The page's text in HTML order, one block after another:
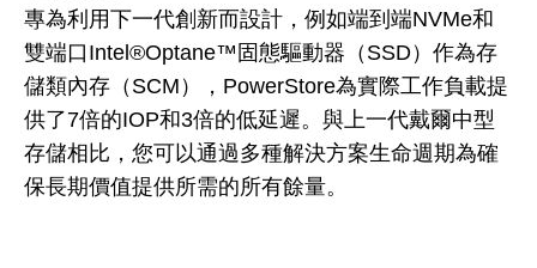
專為利用下一代創新而設計，例如端到端NVMe和
雙端口Intel®Optane™固態驅動器（SSD）作為存
儲類內存（SCM），PowerStore為實際工作負載提
供了7倍的IOP和3倍的低延遲。與上一代戴爾中型
存儲相比，您可以通過多種解決方案生命週期為確
保長期價值提供所需的所有餘量。